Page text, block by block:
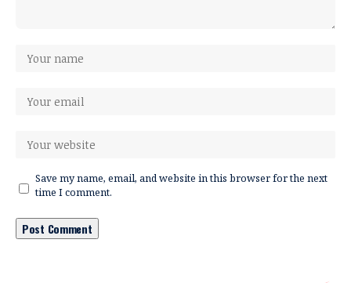
Save my name, email, and website in this browser for the next
time I comment.